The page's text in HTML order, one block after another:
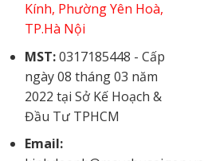
Kính, Phường Yên Hoà,
TP.Hà Nội
MST:0317185448 - Cấp
ngày 08 tháng 03 năm
2022 tại Sở Kế Hoạch &
Đầu Tư TPHCM
Email: